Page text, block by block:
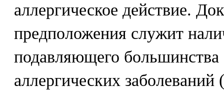
аллергическое действие.
предположения служит
подавляющего
аллергических заболеваний